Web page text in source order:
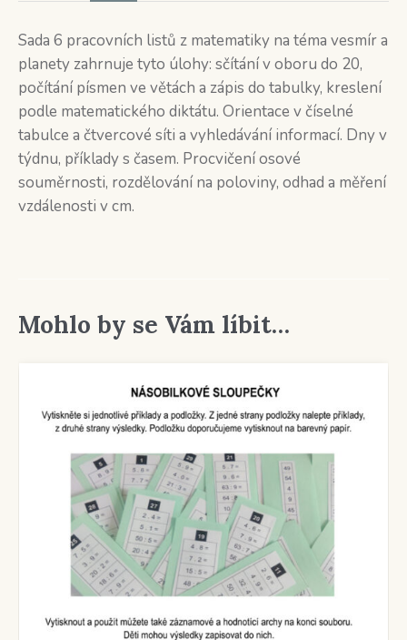
Sada 6 pracovních listů z matematiky na téma vesmír a
planety zahrnuje tyto úlohy: sčítání v oboru do 20,
počítání písmen ve větách a zápis do tabulky, kreslení
podle matematického diktátu. Orientace v číselné
tabulce a čtvercové síti a vyhledávání informací. Dny v
týdnu, příklady s časem. Procvičení osové
souměrnosti, rozdělování na poloviny, odhad a měření
vzdálenosti v cm.
Mohlo by se Vám líbit…